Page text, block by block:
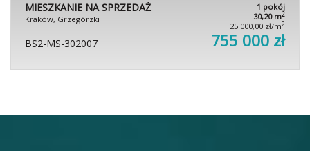
MIESZKANIE NA SPRZEDAŻ
Kraków, Grzegórzki
1 pokój
30,20 m2
25 000,00 zł/m2
BS2-MS-302007 755 000 zł